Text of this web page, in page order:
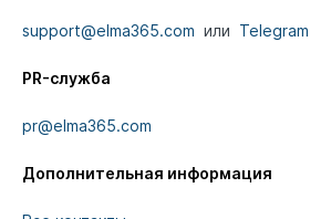
support@elma365.com или Telegram
PR-служба
pr@elma365.com
Дополнительная информация